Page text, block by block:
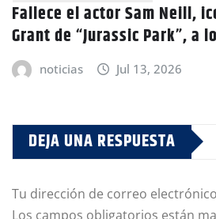
Fallece el actor Sam Neill,
Grant de “Jurassic Park”, a
noticias Jul 13, 2026
DEJA UNA RESPUESTA
Tu dirección de correo
Los campos obligatorios están